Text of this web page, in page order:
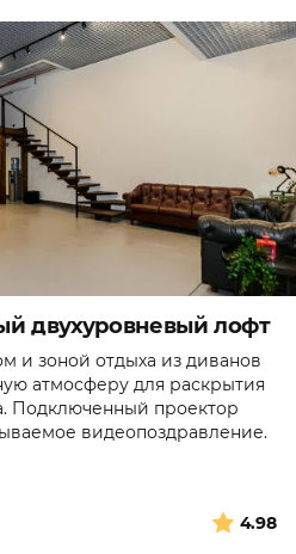
двухуровневый лофт
и зоной отдыха из диванов
атмосферу для раскрытия
Подключенный проектор
видеопоздравление.
4.98